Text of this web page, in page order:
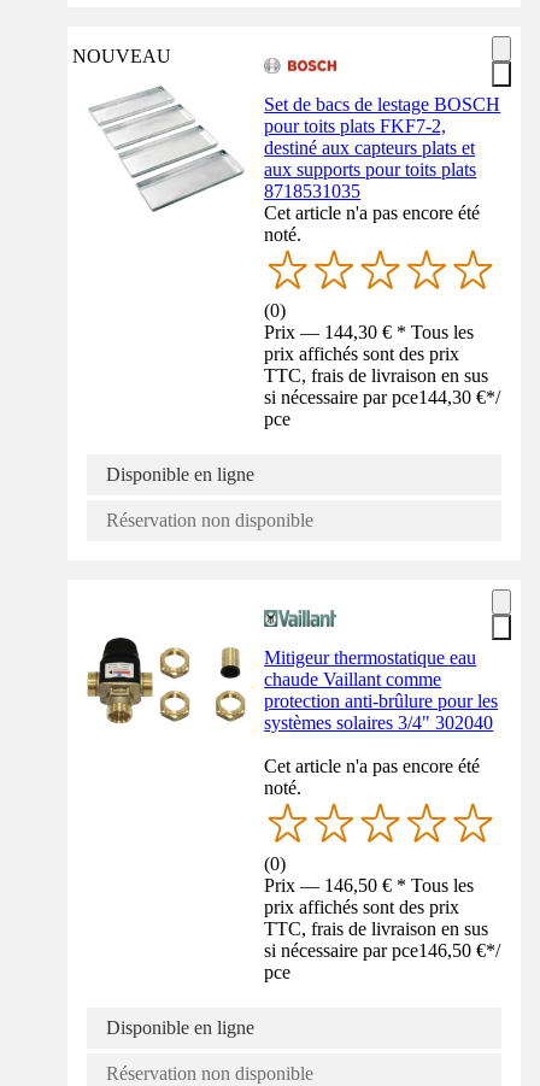
NOUVEAU
Set de bacs de lestage BOSCH
pour toits plats FKF7-2,
destiné aux capteurs plats et
aux supports pour toits plats
8718531035
Cet article n'a pas encore été
noté.
(0)
Prix — 144,30 € * Tous les
prix affichés sont des prix
TTC, frais de livraison en sus
si nécessaire par pce144,30 €*/
pce
Disponible en ligne
Réservation non disponible
Mitigeur thermostatique eau
chaude Vaillant comme
protection anti-brûlure pour les
systèmes solaires 3/4" 302040
Cet article n'a pas encore été
noté.
(0)
Prix — 146,50 € * Tous les
prix affichés sont des prix
TTC, frais de livraison en sus
si nécessaire par pce146,50 €*/
pce
Disponible en ligne
Réservation non disponible